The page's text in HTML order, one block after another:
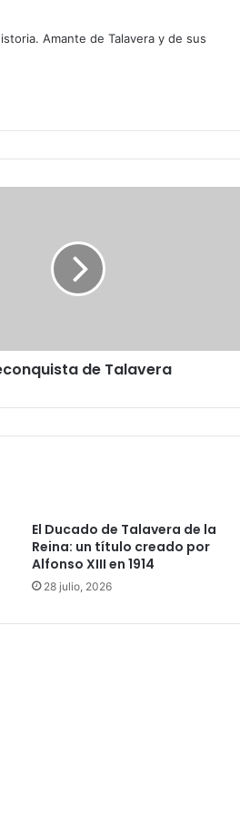
Amante de Talavera y de sus
de Talavera
El Ducado de Talavera de la
Reina: un título creado por
Alfonso XIII en 1914
28 julio, 2026